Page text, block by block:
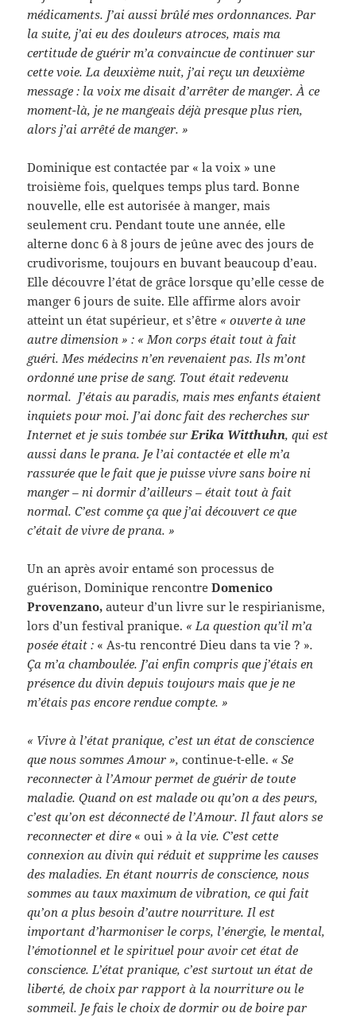
médicaments. J’ai aussi brûlé mes ordonnances. Par
la suite, j’ai eu des douleurs atroces, mais ma
certitude de guérir m’a convaincue de continuer sur
cette voie. La deuxième nuit, j’ai reçu un deuxième
message : la voix me disait d’arrêter de manger. À ce
moment-là, je ne mangeais déjà presque plus rien,
alors j’ai arrêté de manger. »
Dominique est contactée par « la voix » une
troisième fois, quelques temps plus tard. Bonne
nouvelle, elle est autorisée à manger, mais
seulement cru. Pendant toute une année, elle
alterne donc 6 à 8 jours de jeûne avec des jours de
crudivorisme, toujours en buvant beaucoup d’eau.
Elle découvre l’état de grâce lorsque qu’elle cesse de
manger 6 jours de suite. Elle affirme alors avoir
atteint un état supérieur, et s’être « ouverte à une
autre dimension » : « Mon corps était tout à fait
guéri. Mes médecins n’en revenaient pas. Ils m’ont
ordonné une prise de sang. Tout était redevenu
normal. J’étais au paradis, mais mes enfants étaient
inquiets pour moi. J’ai donc fait des recherches sur
Internet et je suis tombée surErika Witthuhn, qui est
aussi dans le prana. Je l’ai contactée et elle m’a
rassurée que le fait que je puisse vivre sans boire ni
manger – ni dormir d’ailleurs – était tout à fait
normal. C’est comme ça que j’ai découvert ce que
c’était de vivre de prana. »
Un an après avoir entamé son processus de
guérison, Dominique rencontreDomenico
Provenzano, auteur d’un livre sur le respirianisme,
lors d’un festival pranique. « La question qu’il m’a
posée était : « As-tu rencontré Dieu dans ta vie ? ».
Ça m’a chamboulée. J’ai enfin compris que j’étais en
présence du divin depuis toujours mais que je ne
m’étais pas encore rendue compte. »
« Vivre à l’état pranique, c’est un état de conscience
que nous sommes Amour »,continue-t-elle. « Se
reconnecter à l’Amour permet de guérir de toute
maladie. Quand on est malade ou qu’on a des peurs,
c’est qu’on est déconnecté de l’Amour. Il faut alors se
reconnecter et dire « oui » à la vie. C’est cette
connexion au divin qui réduit et supprime les causes
des maladies. En étant nourris de conscience, nous
sommes au taux maximum de vibration, ce qui fait
qu’on a plus besoin d’autre nourriture. Il est
important d’harmoniser le corps, l’énergie, le mental,
l’émotionnel et le spirituel pour avoir cet état de
conscience. L’état pranique, c’est surtout un état de
liberté, de choix par rapport à la nourriture ou le
sommeil. Je fais le choix de dormir ou de boire par